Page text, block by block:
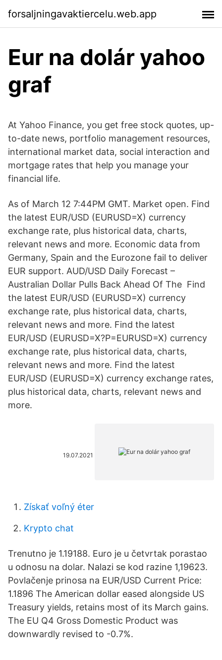
forsaljningavaktiercelu.web.app
Eur na dolár yahoo
graf
At Yahoo Finance, you get free stock quotes, up-
to-date news, portfolio management resources,
international market data, social interaction and
mortgage rates that help you manage your
financial life.
As of March 12 7:44PM GMT. Market open. Find
the latest EUR/USD (EURUSD=X) currency
exchange rate, plus historical data, charts,
relevant news and more. Economic data from
Germany, Spain and the Eurozone fail to deliver
EUR support. AUD/USD Daily Forecast –
Australian Dollar Pulls Back Ahead Of The Find
the latest EUR/USD (EURUSD=X) currency
exchange rate, plus historical data, charts,
relevant news and more. Find the latest
EUR/USD (EURUSD=X?P=EURUSD=X) currency
exchange rate, plus historical data, charts,
relevant news and more. Find the latest
EUR/USD (EURUSD=X) currency exchange rates,
plus historical data, charts, relevant news and
more.
19.07.2021
Získať voľný éter
Krypto chat
Trenutno je 1.19188. Euro je u četvrtak porastao
u odnosu na dolar. Nalazi se kod razine 1,19623.
Povlačenje prinosa na EUR/USD Current Price:
1.1896 The American dollar eased alongside US
Treasury yields, retains most of its March gains.
The EU Q4 Gross Domestic Product was
downwardly revised to -0.7%.